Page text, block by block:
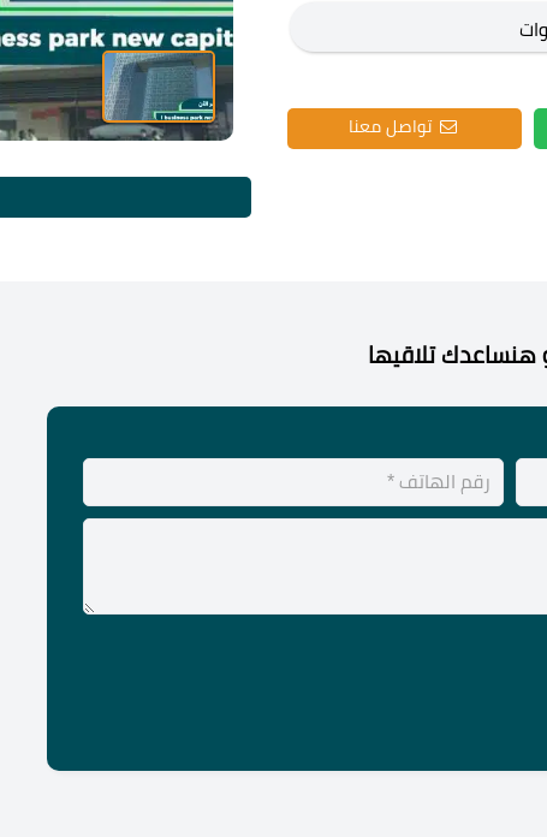
تواصل معنا
تلاقيها